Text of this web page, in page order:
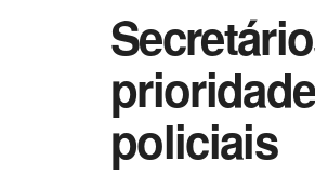
policiais